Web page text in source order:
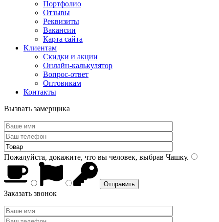
Портфолио
Отзывы
Реквизиты
Вакансии
Карта сайта
Клиентам
Скидки и акции
Онлайн-калькулятор
Вопрос-ответ
Оптовикам
Контакты
Вызвать замерщика
Пожалуйста, докажите, что вы человек, выбрав Чашку.
Заказать звонок